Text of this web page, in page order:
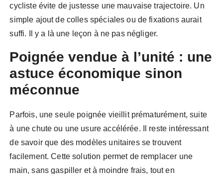
cycliste évite de justesse une mauvaise trajectoire. Un
simple ajout de colles spéciales ou de fixations aurait
suffi. Il y a là une leçon à ne pas négliger.
Poignée vendue à l’unité : une
astuce économique sinon
méconnue
Parfois, une seule poignée vieillit prématurément, suite
à une chute ou une usure accélérée. Il reste intéressant
de savoir que des modèles unitaires se trouvent
facilement. Cette solution permet de remplacer une
main, sans gaspiller et à moindre frais, tout en